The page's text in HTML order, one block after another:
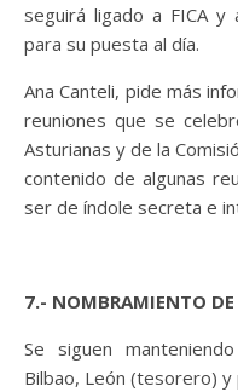
seguirá ligado a FICA y
para su puesta al día.
Ana Canteli, pide más
reuniones que se
Asturianas y de la
contenido de algunas
ser de índole secreta e
7.- NOMBRAMIENTO DE
Se siguen
Bilbao, León (tesorero)